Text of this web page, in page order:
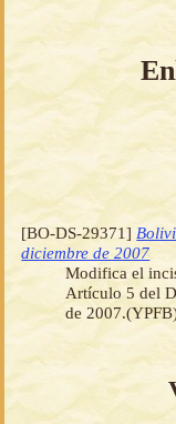
[BO-DS-29371]
diciembre de 2007
Modifica el
Artículo 5 del
de